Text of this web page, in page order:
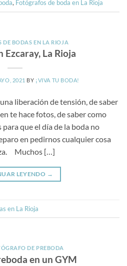
, Fotógrafos de boda en La Rioja
DE BODAS EN LA RIOJA
Ezcaray, La Rioja
2021 BY ¡VIVA TU BODA!
liberación de tensión, de saber
te hace fotos, de saber como
que el día de la boda no
en pedirnos cualquier cosa
Muchos […]
LEYENDO →
en La Rioja
DE PREBODA
en un GYM